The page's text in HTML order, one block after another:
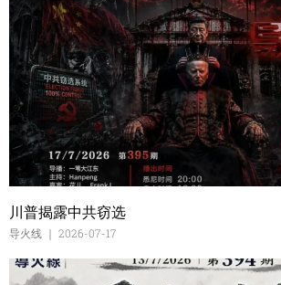
川普揭露中共窃选
导火线 2026-07-17